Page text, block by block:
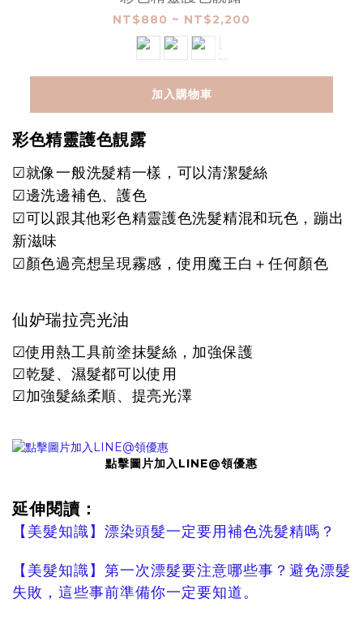
NT$880 ~ NT$2,200
加入購物車
彩色精靈護色靚露
☑就像一般洗髮精一樣，可以清潔髮絲
☑邊洗邊補色、護色
☑可以跟其他彩色精靈護色洗髮精混和玩色，蹦出
新滋味
☑顏色過亮想呈現霧感，使用魔王白＋任何顏色
仙妒瑞拉亮光油
☑使用熱工具前塗抹髮絲，加強保護
☑乾髮、濕髮都可以使用
☑加強髮絲柔順、提亮光澤
點擊圖片加入LINE@領優惠
延伸閱讀：
【美髮知識】漂染頭髮一定要用補色洗髮精嗎？
【美髮知識】第一次漂髮要注意哪些事？避免漂髮
失敗，這些事前準備你一定要知道。